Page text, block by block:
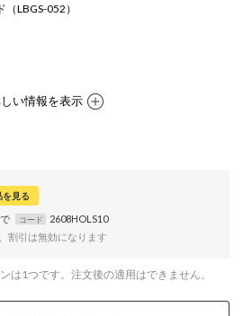
LBGS-052）
い情報を表示
を見る
コード
2608HOLS10
割引は無効になります
は1つです。注文後の適用はできません。